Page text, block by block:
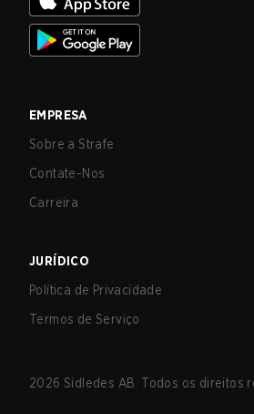
EMPRESA
Sobre a Strafe
Contate-Nos
Carreira
JURÍDICO
Política de Privacidade
Termos de Serviço
2026 Sidledes AB. Todos os direitos